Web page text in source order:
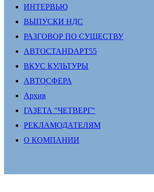
ИНТЕРВЬЮ
ВЫПУСКИ НДС
РАЗГОВОР ПО СУЩЕСТВУ
АВТОСТАНDАРТ55
ВКУС КУЛЬТУРЫ
АВТОСФЕРА
Архив
ГАЗЕТА "ЧЕТВЕРГ"
РЕКЛАМОДАТЕЛЯМ
О КОМПАНИИ